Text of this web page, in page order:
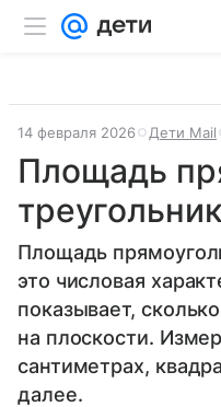
14 февраля 2026 Дети Mail
Площадь
Площадь
это числовая
показывает,
на плоскости.
сантиметрах,
далее.